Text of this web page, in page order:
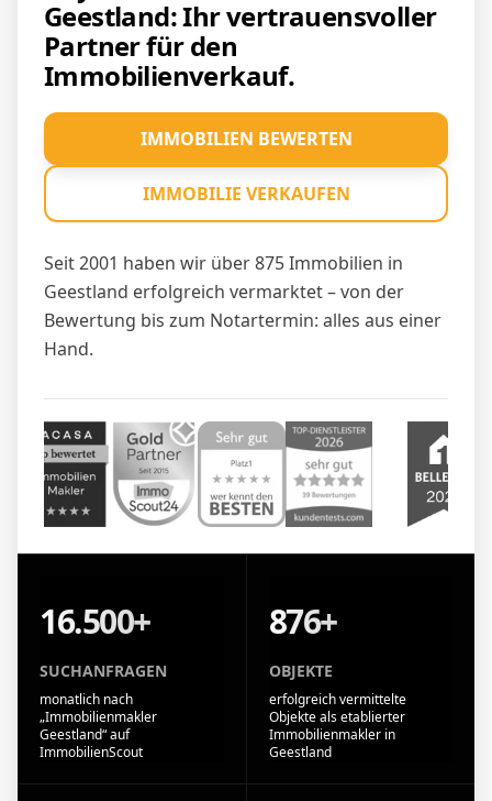
Geestland: Ihr vertrauensvoller
Partner für den
Immobilienverkauf.
Seit 2001 haben wir über 875 Immobilien in
Geestland erfolgreich vermarktet – von der
Bewertung bis zum Notartermin: alles aus einer
Hand.
IMMOBILIEN BEWERTEN
IMMOBILIE VERKAUFEN
16.500+
SUCHANFRAGEN
monatlich nach
„Immobilienmakler
Geestland“ auf
ImmobilienScout
876+
OBJEKTE
erfolgreich vermittelte
Objekte als etablierter
Immobilienmakler in
Geestland